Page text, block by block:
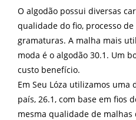
O algodão possui diversas
qualidade do fio, processo
gramaturas. A malha mais
moda é o algodão 30.1. Um
custo benefício.
Em Seu Lóza utilizamos uma
país, 26.1, com base em fios
mesma qualidade de malhas